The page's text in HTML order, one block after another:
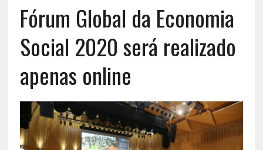
Fórum Global da Economia
Social 2020 será realizado
apenas online